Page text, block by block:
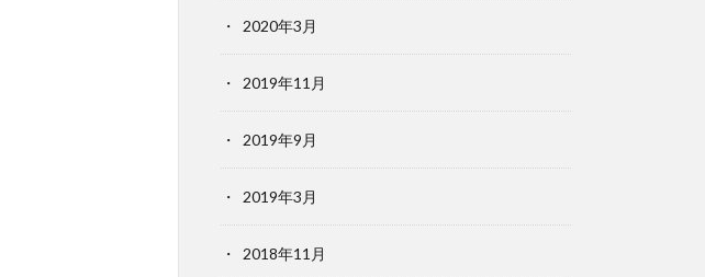
2020年3月
2019年11月
2019年9月
2019年3月
2018年11月